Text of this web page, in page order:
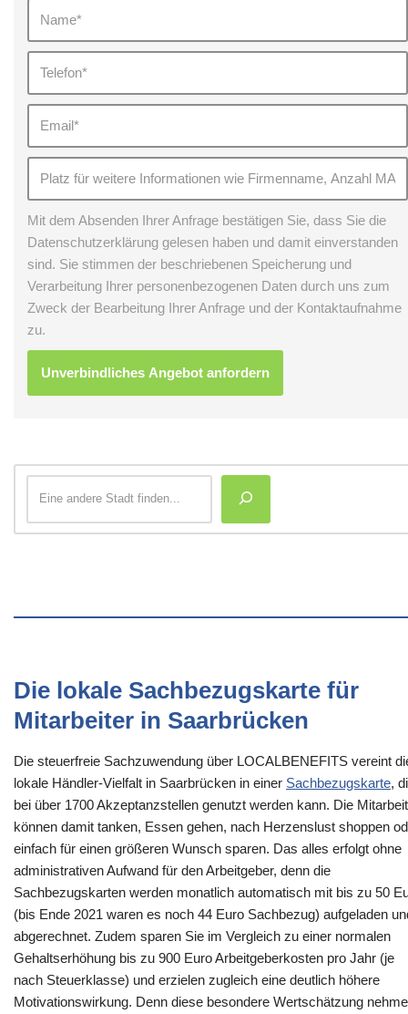
Mit dem Absenden Ihrer Anfrage bestätigen Sie, dass Sie die
Datenschutzerklärung gelesen haben und damit einverstanden
sind. Sie stimmen der beschriebenen Speicherung und
Verarbeitung Ihrer personenbezogenen Daten durch uns zum
Zweck der Bearbeitung Ihrer Anfrage und der Kontaktaufnahme
zu.
Die lokale Sachbezugskarte für
Mitarbeiter in Saarbrücken
Die steuerfreie Sachzuwendung über LOCALBENEFITS vereint
lokale Händler-Vielfalt in Saarbrücken in einer Sachbezugskarte,
bei über 1700 Akzeptanzstellen genutzt werden kann. Die
können damit tanken, Essen gehen, nach Herzenslust shoppen
einfach für einen größeren Wunsch sparen. Das alles erfolgt ohne
administrativen Aufwand für den Arbeitgeber, denn die
Sachbezugskarten werden monatlich automatisch mit bis zu 50
(bis Ende 2021 waren es noch 44 Euro Sachbezug) aufgeladen
abgerechnet. Zudem sparen Sie im Vergleich zu einer normalen
Gehaltserhöhung bis zu 900 Euro Arbeitgeberkosten pro Jahr (je
nach Steuerklasse) und erzielen zugleich eine deutlich höhere
Motivationswirkung. Denn diese besondere Wertschätzung